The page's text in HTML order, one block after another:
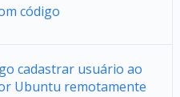
código
cadastrar usuário ao
Ubuntu remotamente